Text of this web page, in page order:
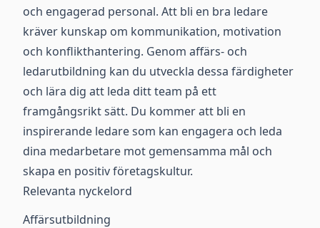
och engagerad personal. Att bli en bra ledare
kräver kunskap om kommunikation, motivation
och konflikthantering. Genom affärs- och
ledarutbildning kan du utveckla dessa färdigheter
och lära dig att leda ditt team på ett
framgångsrikt sätt. Du kommer att bli en
inspirerande ledare som kan engagera och leda
dina medarbetare mot gemensamma mål och
skapa en positiv företagskultur.
Relevanta nyckelord
Affärsutbildning